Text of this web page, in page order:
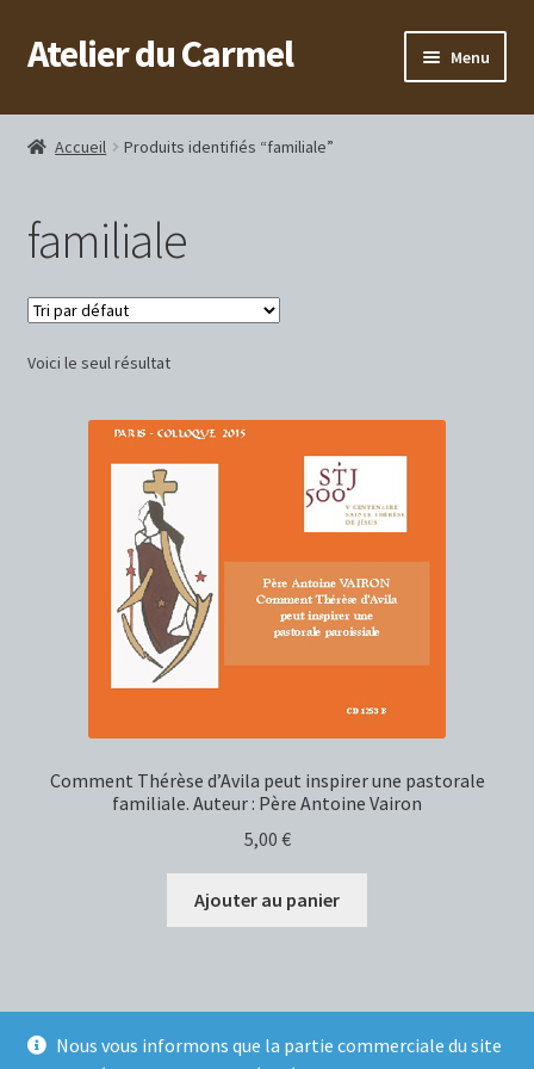
Nous vous informons que la partie commerciale du site
Aller
à
navigation
Aller
au
Atelier du Carmel Menu
Monastère
Accueil Produits identifiés “familiale”
familiale
Voici le seul résultat
Comment Thérèse d’Avila peut inspirer une pastorale
familiale. Auteur : Père Antoine Vairon
5,00 €
Ajouter au panier